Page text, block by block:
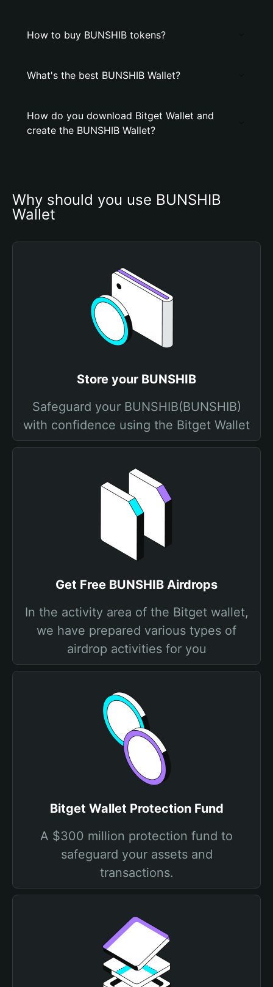
How to buy BUNSHIB tokens?
What's the best BUNSHIB Wallet?
How do you download Bitget Wallet and
create the BUNSHIB Wallet?
Why should you use BUNSHIB
Wallet
Store your BUNSHIB
Safeguard your BUNSHIB(BUNSHIB)
with confidence using the Bitget Wallet
Get Free BUNSHIB Airdrops
In the activity area of the Bitget wallet,
we have prepared various types of
airdrop activities for you
Bitget Wallet Protection Fund
A $300 million protection fund to
safeguard your assets and
transactions.